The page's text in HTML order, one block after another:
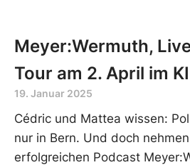
Meyer:Wermuth,
Tour am 2. April im
19. Januar 2025
Cédric und Mattea wissen:
nur in Bern. Und doch
erfolgreichen Podcast